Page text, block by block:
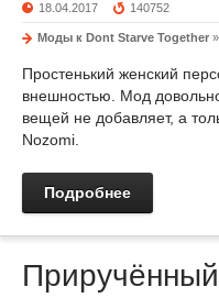
18.04.2017 140752
Моды к Dont Starve Together »
Простенький женский
внешностью. Мод
вещей не добавляет, а
Nozomi.
Подробнее